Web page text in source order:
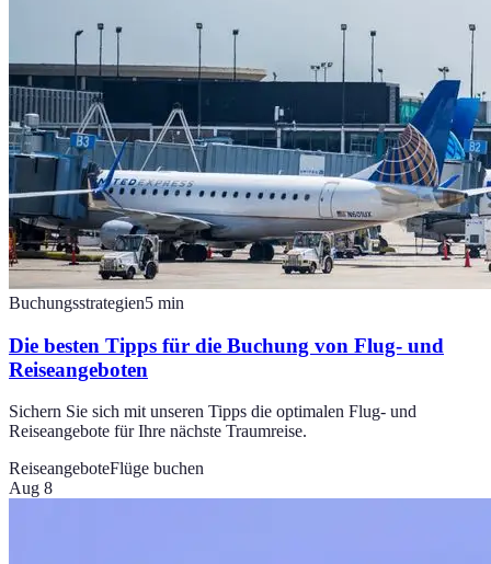
Buchungsstrategien5 min
Die besten Tipps für die Buchung von Flug- und
Reiseangeboten
Sichern Sie sich mit unseren Tipps die optimalen Flug- und
Reiseangebote für Ihre nächste Traumreise.
ReiseangeboteFlüge buchen
Aug 8